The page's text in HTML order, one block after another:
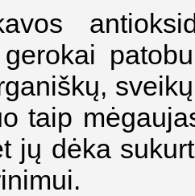
taip
jų dėka